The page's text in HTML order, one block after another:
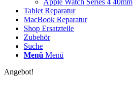
Apple Watch Series 4 40mm
Tablet Reparatur
MacBook Reparatur
Shop Ersatzteile
Zubehör
Suche
Menü Menü
Angebot!